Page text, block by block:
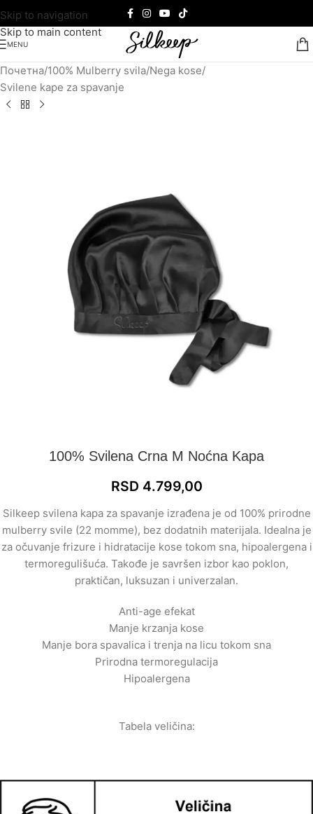
Skip to navigation
Skip to main content
MENU
Почетна/100% Mulberry svila/Nega kose/
Svilene kape za spavanje
100% Svilena Crna M Noćna Kapa
RSD 4.799,00
Silkeep svilena kapa za spavanje izrađena je od 100% prirodne
mulberry svile (22 momme), bez dodatnih materijala. Idealna je
za očuvanje frizure i hidratacije kose tokom sna, hipoalergena i
termoregulišuća. Takođe je savršen izbor kao poklon,
praktičan, luksuzan i univerzalan.
Anti-age efekat
Manje krzanja kose
Manje bora spavalica i trenja na licu tokom sna
Prirodna termoregulacija
Hipoalergena
Tabela veličina: